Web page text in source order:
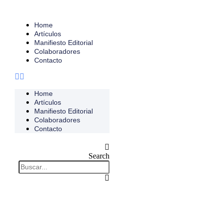
Home
Artículos
Manifiesto Editorial
Colaboradores
Contacto
Home
Artículos
Manifiesto Editorial
Colaboradores
Contacto
Search